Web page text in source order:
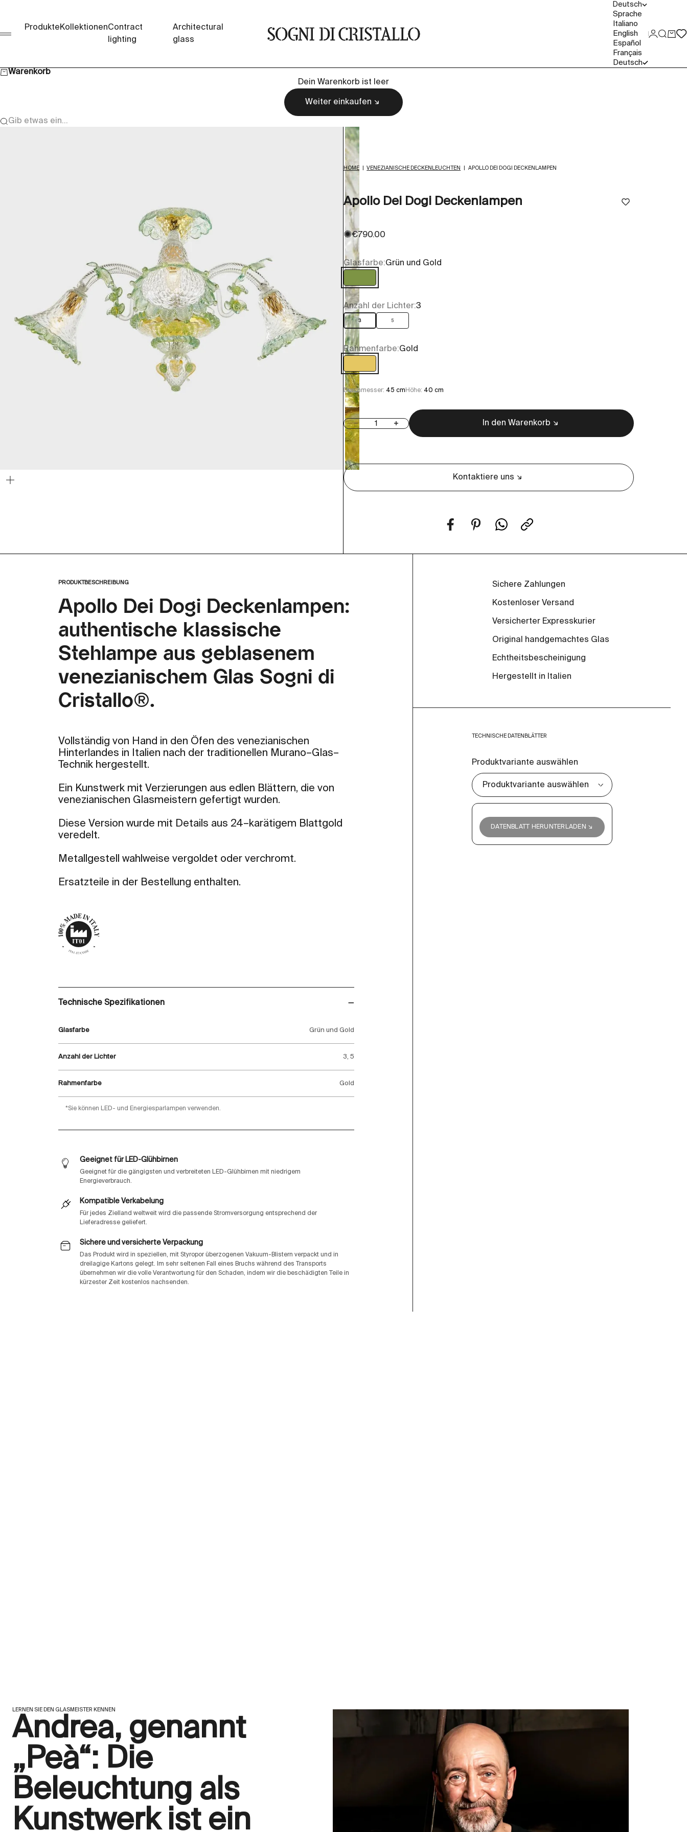
Sogni di cristallo
Menü
ProdukteKollektionenContract
lighting
Architectural
glass
Deutsch
Sprache
Italiano
English
Español
Français
Deutsch
Anmelden
Suche
Warenkorb
Dein Warenkorb ist leer
Weiter einkaufen
Gib etwas ein...
HOME VENEZIANISCHE DECKENLEUCHTEN APOLLO DEI DOGI DECKENLAMPEN
Apollo Dei Dogi Deckenlampen
✺Angebot
€790.00
Glasfarbe:Grün und Gold
Grün und Gold
Anzahl der Lichter:3
3 5
Rahmenfarbe:Gold
Gold
Durchmesser: 45 cm Höhe: 40 cm
Anzahl verringernAnzahl erhöhen In den Warenkorb
Kontaktiere uns
PRODUKTBESCHREIBUNG
Apollo Dei Dogi Deckenlampen:
authentische klassische
Stehlampe aus geblasenem
venezianischem Glas Sogni di
Cristallo®.
Vollständig von Hand in den Öfen des venezianischen
Hinterlandes in Italien nach der traditionellen Murano–Glas–
Technik hergestellt.
Ein Kunstwerk mit Verzierungen aus edlen Blättern, die von
venezianischen Glasmeistern gefertigt wurden.
Diese Version wurde mit Details aus 24–karätigem Blattgold
veredelt.
Metallgestell wahlweise vergoldet oder verchromt.
Ersatzteile in der Bestellung enthalten.
Technische Spezifikationen
Glasfarbe Grün und Gold
Anzahl der Lichter 3, 5
Rahmenfarbe Gold
*Sie können LED- und Energiesparlampen verwenden.
Geeignet für LED-Glühbirnen
Geeignet für die gängigsten und verbreiteten LED-Glühbirnen mit niedrigem
Energieverbrauch.
Kompatible Verkabelung
Für jedes Zielland weltweit wird die passende Stromversorgung entsprechend der
Lieferadresse geliefert.
Sichere und versicherte Verpackung
Das Produkt wird in speziellen, mit Styropor überzogenen Vakuum-Blistern verpackt und in
dreilagige Kartons gelegt. Im sehr seltenen Fall eines Bruchs während des Transports
übernehmen wir die volle Verantwortung für den Schaden, indem wir die beschädigten Teile in
kürzester Zeit kostenlos nachsenden.
Sichere Zahlungen
Kostenloser Versand
Versicherter Expresskurier
Original handgemachtes Glas
Echtheitsbescheinigung
Hergestellt in Italien
TECHNISCHE DATENBLÄTTER
Produktvariante auswählen
DATENBLATT HERUNTERLADEN ↘
LERNEN SIE DEN GLASMEISTER KENNEN
Andrea, genannt
„Peà“: Die
Beleuchtung als
Kunstwerk ist ein